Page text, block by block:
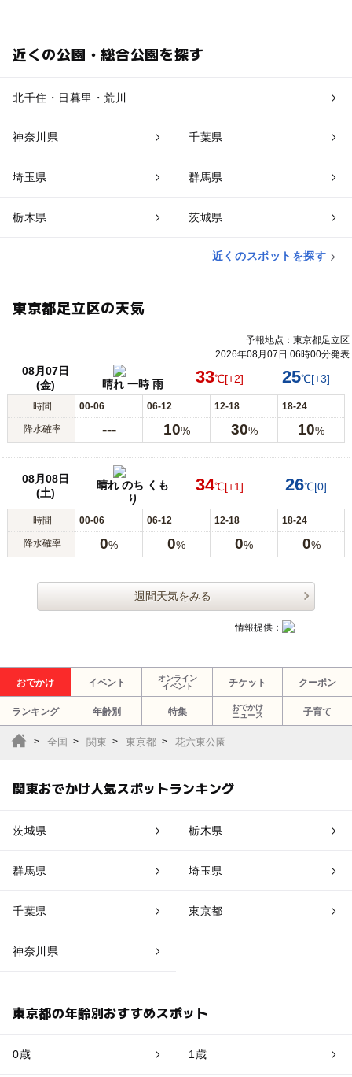
近くの公園・総合公園を探す
北千住・日暮里・荒川
神奈川県 千葉県
埼玉県 群馬県
栃木県 茨城県
近くのスポットを探す
東京都足立区の天気
予報地点：東京都足立区
2026年08月07日 06時00分発表
08月07日
(金)
晴れ 一時 雨 33℃[+2] 25℃[+3]
時間 00-06 06-12 12-18 18-24
降水確率 --- 10% 30% 10%
08月08日
(土)
晴れ のち くも
り
34℃[+1] 26℃[0]
時間 00-06 06-12 12-18 18-24
降水確率 0% 0% 0% 0%
週間天気をみる
情報提供：
おでかけ イベント
オンライン
イベント
チケット クーポン
ランキング 年齢別 特集
おでかけ
ニュース
子育て
全国 関東 東京都 花六東公園
関東おでかけ人気スポットランキング
茨城県 栃木県
群馬県 埼玉県
千葉県 東京都
神奈川県
東京都の年齢別おすすめスポット
0歳 1歳